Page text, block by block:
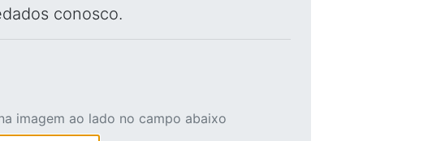
conosco.
imagem ao lado no campo abaixo